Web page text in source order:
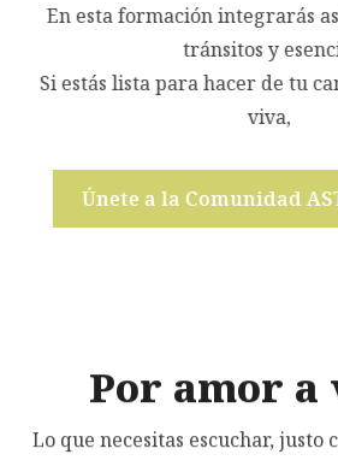
En esta formación integrarás
tránsitos y
Si estás lista para hacer de tu
viva,
Únete a la Comunidad
Por amor a
Lo que necesitas escuchar, justo